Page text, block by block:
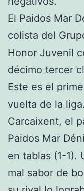
El Paidos Mar
colista del
Honor Juvenil
décimo tercer
Este es el
vuelta de la
Carcaixent, el
Paidos Mar
en tablas (1-1).
mal sabor de